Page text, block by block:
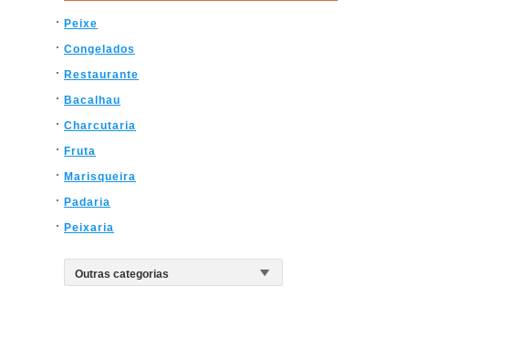
Peixe
Congelados
Restaurante
Bacalhau
Charcutaria
Fruta
Marisqueira
Padaria
Peixaria